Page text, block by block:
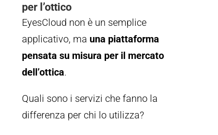
per l’ottico
EyesCloud non è un semplice
applicativo, ma una piattaforma
pensata su misura per il mercato
dell’ottica.
Quali sono i servizi che fanno la
differenza per chi lo utilizza?